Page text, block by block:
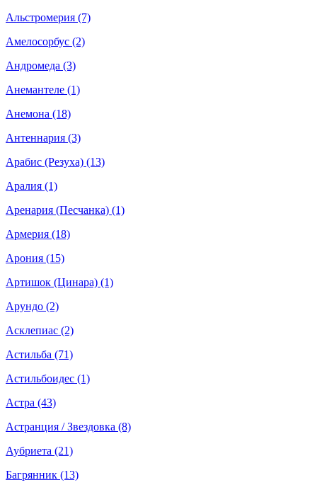
Альстромерия (7)
Амелосорбус (2)
Андромеда (3)
Анемантеле (1)
Анемона (18)
Антеннария (3)
Арабис (Резуха) (13)
Аралия (1)
Аренария (Песчанка) (1)
Армерия (18)
Арония (15)
Артишок (Цинара) (1)
Арундо (2)
Асклепиас (2)
Астильба (71)
Астильбоидес (1)
Астра (43)
Астранция / Звездовка (8)
Аубриета (21)
Багрянник (13)